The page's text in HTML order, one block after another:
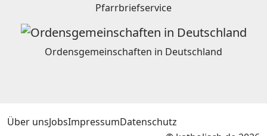
Pfarrbriefservice
Ordensgemeinschaften in Deutschland
Über unsJobsImpressumDatenschutz